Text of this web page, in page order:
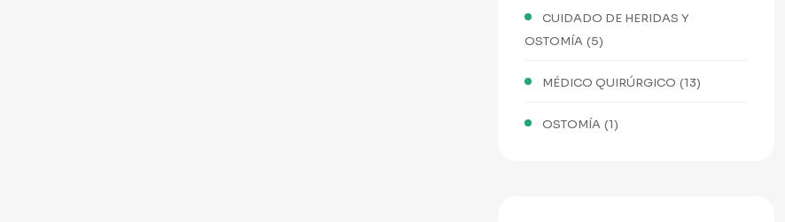
CUIDADO DE HERIDAS Y
OSTOMÍA (5)
MÉDICO QUIRÚRGICO (13)
OSTOMÍA (1)